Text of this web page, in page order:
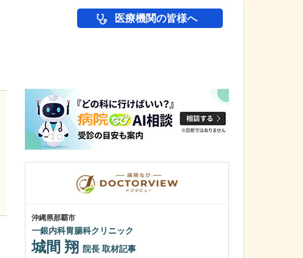
医療機関の皆様へ
沖縄県那覇市
一銀内科胃腸科クリニック
城間 翔 院長 取材記事